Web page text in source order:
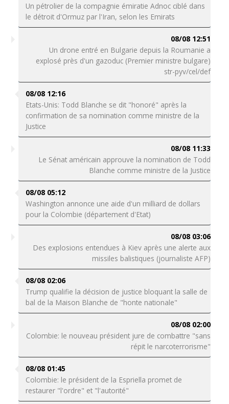
Un pétrolier de la compagnie émiratie Adnoc ciblé dans
le détroit d'Ormuz par l'Iran, selon les Emirats
08/08 12:51
Un drone entré en Bulgarie depuis la Roumanie a
explosé près d'un gazoduc (Premier ministre bulgare)
str-pyv/cel/def
08/08 12:16
Etats-Unis: Todd Blanche se dit "honoré" après la
confirmation de sa nomination comme ministre de la
Justice
08/08 11:33
Le Sénat américain approuve la nomination de Todd
Blanche comme ministre de la Justice
08/08 05:12
Washington annonce une aide d'un milliard de dollars
pour la Colombie (département d'Etat)
08/08 03:06
Des explosions entendues à Kiev après une alerte aux
missiles balistiques (journaliste AFP)
08/08 02:06
Trump qualifie la décision de justice bloquant la salle de
bal de la Maison Blanche de "honte nationale"
08/08 02:00
Colombie: le nouveau président jure de combattre "sans
répit le narcoterrorisme"
08/08 01:45
Colombie: le président de la Espriella promet de
restaurer "l'ordre" et "l'autorité"